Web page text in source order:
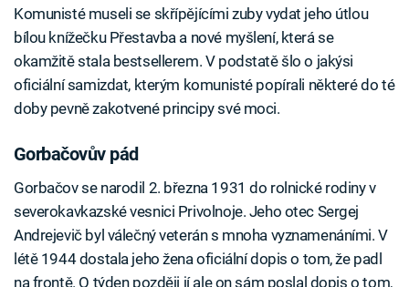
Komunisté museli se skřípějícími zuby vydat jeho útlou
bílou knížečku Přestavba a nové myšlení, která se
okamžitě stala bestsellerem. V podstatě šlo o jakýsi
oficiální samizdat, kterým komunisté popírali některé do té
doby pevně zakotvené principy své moci.
Gorbačovův pád
Gorbačov se narodil 2. března 1931 do rolnické rodiny v
severokavkazské vesnici Privolnoje. Jeho otec Sergej
Andrejevič byl válečný veterán s mnoha vyznamenáními. V
létě 1944 dostala jeho žena oficiální dopis o tom, že padl
na frontě. O týden později jí ale on sám poslal dopis o tom,